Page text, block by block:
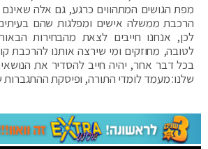
מפת הגושים המתהווים כרגע, גם אלה שאינם
הרכבת ממשלה אישים ומפלגות שהם בעיתים
לכן, אנחנו חייבים לצאת מהבחירות
לטובה, מחוזקים ומי שירצה אותנו להרכבת
בכל דבר אחר, יהיה חייב להסדיר את
שלנו: מעמד לומדי התורה, ופיסקת